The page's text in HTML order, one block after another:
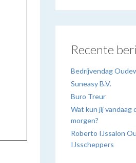
Recente
Bedrijvendag
Suneasy B.V.
Buro Treur
Wat kun jij vandaag
morgen?
Roberto IJssalon
IJsscheppers